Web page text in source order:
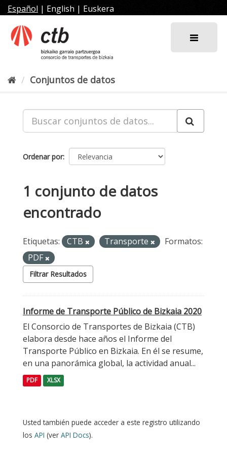
al
contenido
Español | English | Euskera
Conjuntos de datos
Ordenar por
1 conjunto de datos
encontrado
Etiquetas: CTB Transporte
Formatos:
PDF
Filtrar Resultados
Informe de Transporte Público de Bizkaia 2020
El Consorcio de Transportes de Bizkaia (CTB)
elabora desde hace años el Informe del
Transporte Público en Bizkaia. En él se resume,
en una panorámica global, la actividad anual...
PDF XLSX
Usted también puede acceder a este registro utilizando
los API (ver API Docs).